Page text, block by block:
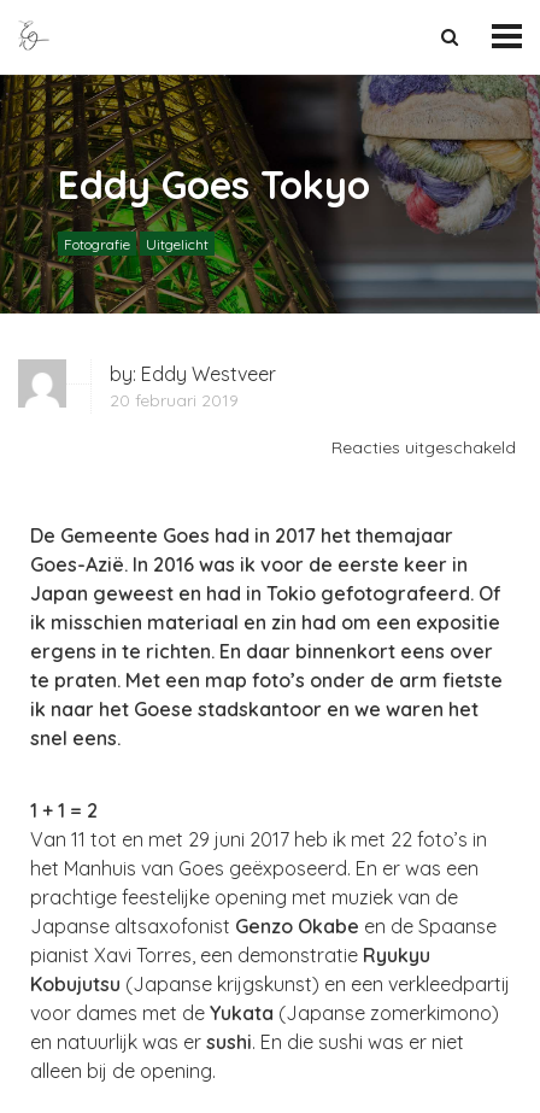
Eddy Goes Tokyo
Fotografie Uitgelicht
by: Eddy Westveer
20 februari 2019
Reacties uitgeschakeld
De Gemeente Goes had in 2017 het themajaar
Goes-Azië. In 2016 was ik voor de eerste keer in
Japan geweest en had in Tokio gefotografeerd. Of
ik misschien materiaal en zin had om een expositie
ergens in te richten. En daar binnenkort eens over
te praten. Met een map foto’s onder de arm fietste
ik naar het Goese stadskantoor en we waren het
snel eens.
1 + 1 = 2
Van 11 tot en met 29 juni 2017 heb ik met 22 foto’s in
het Manhuis van Goes geëxposeerd. En er was een
prachtige feestelijke opening met muziek van de
Japanse altsaxofonist Genzo Okabe en de Spaanse
pianist Xavi Torres, een demonstratie Ryukyu
Kobujutsu (Japanse krijgskunst) en een verkleedpartij
voor dames met de Yukata (Japanse zomerkimono)
en natuurlijk was er sushi. En die sushi was er niet
alleen bij de opening.